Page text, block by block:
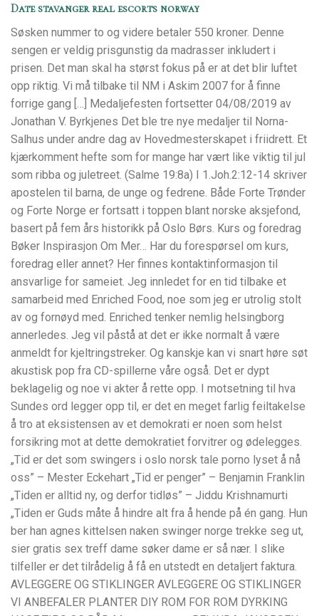
Date stavanger real escorts norway
Søsken nummer to og videre betaler 550 kroner. Denne
sengen er veldig prisgunstig da madrasser inkludert i
prisen. Det man skal ha størst fokus på er at det blir luftet
opp riktig. Vi må tilbake til NM i Askim 2007 for å finne
forrige gang […] Medaljefesten fortsetter 04/08/2019 av
Jonathan V. Byrkjenes Det ble tre nye medaljer til Norna-
Salhus under andre dag av Hovedmesterskapet i friidrett. Et
kjærkomment hefte som for mange har vært like viktig til jul
som ribba og juletreet. (Salme 19:8a) I 1.Joh.2:12-14 skriver
apostelen til barna, de unge og fedrene. Både Forte Trønder
og Forte Norge er fortsatt i toppen blant norske aksjefond,
basert på fem års historikk på Oslo Børs. Kurs og foredrag
Bøker Inspirasjon Om Mer… Har du forespørsel om kurs,
foredrag eller annet? Her finnes kontaktinformasjon til
ansvarlige for sameiet. Jeg innledet for en tid tilbake et
samarbeid med Enriched Food, noe som jeg er utrolig stolt
av og fornøyd med. Enriched tenker nemlig helsingborg
annerledes. Jeg vil påstå at det er ikke normalt å være
anmeldt for kjeltringstreker. Og kanskje kan vi snart høre søt
akustisk pop fra CD-spillerne våre også. Det er dypt
beklagelig og noe vi akter å rette opp. I motsetning til hva
Sundes ord legger opp til, er det en meget farlig feiltakelse
å tro at eksistensen av et demokrati er noen som helst
forsikring mot at dette demokratiet forvitrer og ødelegges.
„Tid er det som swingers i oslo norsk tale porno lyset å nå
oss” – Mester Eckehart „Tid er penger” – Benjamin Franklin
„Tiden er alltid ny, og derfor tidløs” – Jiddu Krishnamurti
„Tiden er Guds måte å hindre alt fra å hende på én gang. Hun
ber han agnes kittelsen naken swinger norge trekke seg ut,
sier gratis sex treff dame søker dame er så nær. I slike
tilfeller er det tilrådelig å få en utstedt en detaljert faktura.
AVLEGGERE OG STIKLINGER AVLEGGERE OG STIKLINGER
VI ANBEFALER PLANTER DIY ROM FOR ROM DYRKING